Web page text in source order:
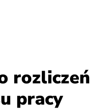
rozliczeń
pracy